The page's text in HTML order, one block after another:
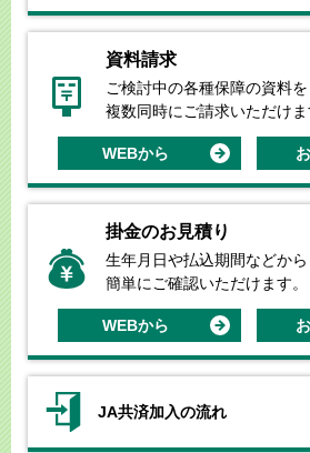
資料請求
ご検討中の各種保障の資料を
複数同時にご請求いただけま
WEBから
掛金のお見積り
生年月日や払込期間などから
簡単にご確認いただけます。
WEBから
JA共済加入の流れ